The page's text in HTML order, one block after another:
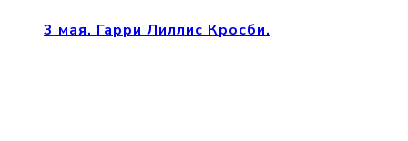
3 мая. Гарри Лиллис Кросби.